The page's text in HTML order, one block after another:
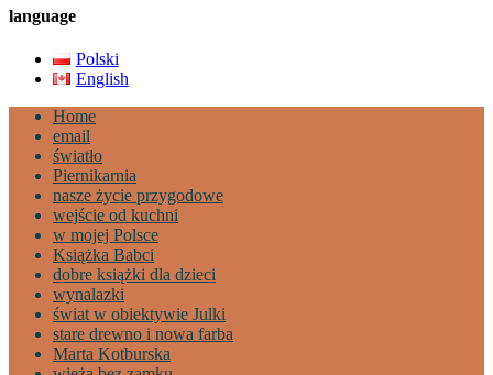
language
Polski
English
Home
email
światło
Piernikarnia
nasze życie przygodowe
wejście od kuchni
w mojej Polsce
Książka Babci
dobre książki dla dzieci
wynalazki
świat w obiektywie Julki
stare drewno i nowa farba
Marta Kotburska